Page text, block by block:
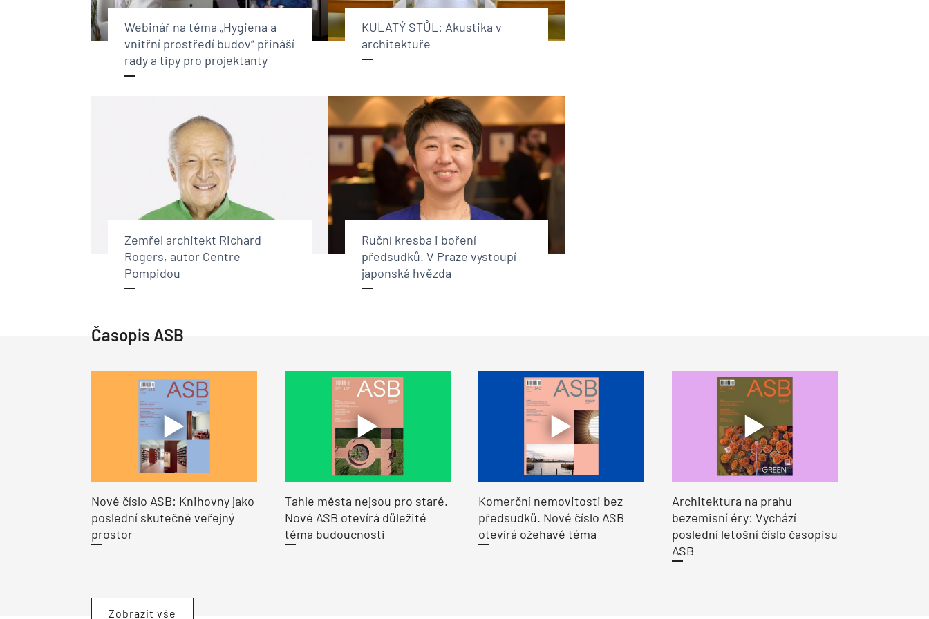
Webinář na téma „Hygiena a
vnitřní prostředí budov“ přináší
rady a tipy pro projektanty
KULATÝ STŮL: Akustika v
architektuře
Zemřel architekt Richard
Rogers, autor Centre
Pompidou
Ruční kresba i boření
předsudků. V Praze vystoupí
japonská hvězda
Časopis ASB
Nové číslo ASB: Knihovny jako
poslední skutečně veřejný
prostor
Tahle města nejsou pro staré.
Nové ASB otevírá důležité
téma budoucnosti
Komerční nemovitosti bez
předsudků. Nové číslo ASB
otevírá ožehavé téma
Architektura na prahu
bezemisní éry: Vychází
poslední letošní číslo časopisu
ASB
Zobrazit vše